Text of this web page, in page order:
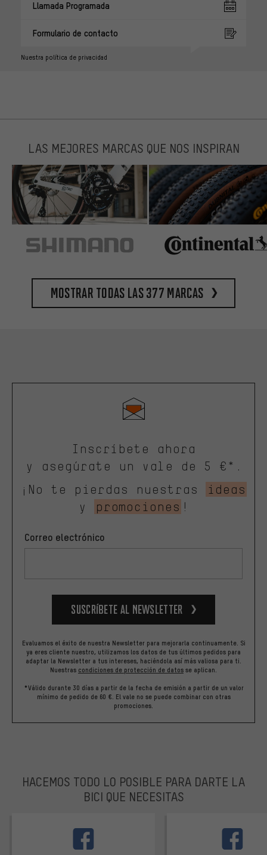
Llamada Programada
Formulario de contacto
Nuestra política de privacidad
LAS MEJORES MARCAS QUE NOS INSPIRAN
Mostrar todas las 377 marcas
Inscríbete ahora
y asegúrate un vale de 5 €*.
¡No te pierdas nuestras
ideas
y
promociones !
Correo electrónico
Suscríbete al newsletter
Evaluamos el éxito de nuestra Newsletter para mejorarla continuamente. Si
ya eres cliente nuestro, utilizamos los datos de tus últimos pedidos para
adaptar la Newsletter a tus intereses, haciéndola así más valiosa para ti.
Nuestras condiciones de protección de datos se aplican.
*Válido durante 30 días a partir de la fecha de emisión a partir de un valor
mínimo de pedido de 60 €. El vale no se puede combinar con otras
promociones.
HACEMOS TODO LO POSIBLE PARA DARTE LA
BICI QUE NECESITAS